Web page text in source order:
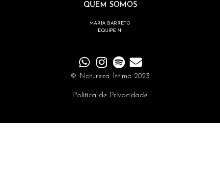
QUEM SOMOS
MARIA BARRETO
EQUIPE NI
© Natureza Íntima 2023
Política de Privacidade